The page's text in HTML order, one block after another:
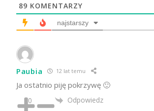
89 KOMENTARZY
najstarszy
Paubia 12 lat temu
Ja ostatnio piję pokrzywę 🙂
0 Odpowiedz